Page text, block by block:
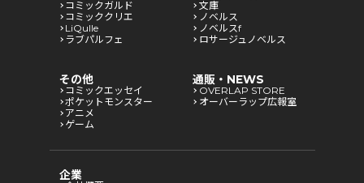
コミックガルド
コミッククリエ
LiQulle
ラブパルフェ
文庫
ノベルス
ノベルスf
ロサージュノベルス
その他
コミックエッセイ
ポケットモンスター
アニメ
ゲーム
通販・NEWS
OVERLAP STORE
オーバーラップ広報室
企業